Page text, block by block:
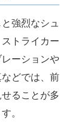
強烈なシュ
トライカー
ーションや
どでは、前
ることが多
。